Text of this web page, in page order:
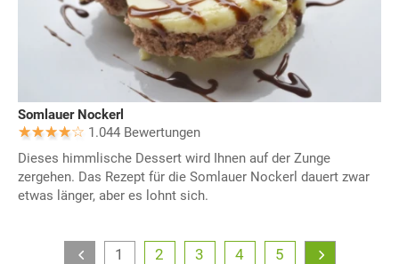
Somlauer Nockerl
1.044 Bewertungen
Dieses himmlische Dessert wird Ihnen auf der Zunge
zergehen. Das Rezept für die Somlauer Nockerl dauert zwar
etwas länger, aber es lohnt sich.
1 2 3 4 5